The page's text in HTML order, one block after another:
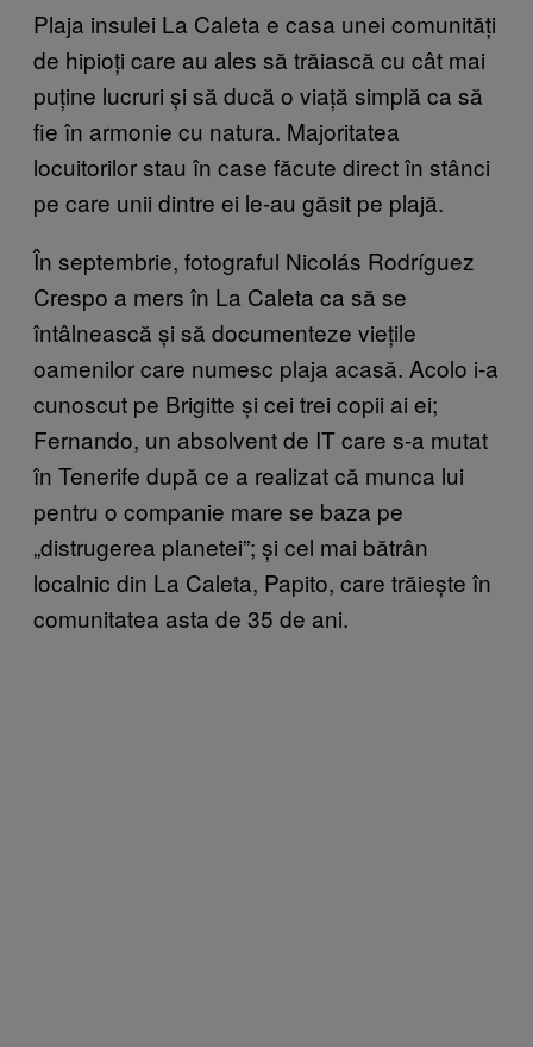
Plaja insulei La Caleta e casa unei comunități
de hipioți care au ales să trăiască cu cât mai
puține lucruri și să ducă o viață simplă ca să
fie în armonie cu natura. Majoritatea
locuitorilor stau în case făcute direct în stânci
pe care unii dintre ei le-au găsit pe plajă.
În septembrie, fotograful Nicolás Rodríguez
Crespo a mers în La Caleta ca să se
întâlnească și să documenteze viețile
oamenilor care numesc plaja acasă. Acolo i-a
cunoscut pe Brigitte și cei trei copii ai ei;
Fernando, un absolvent de IT care s-a mutat
în Tenerife după ce a realizat că munca lui
pentru o companie mare se baza pe
„distrugerea planetei”; și cel mai bătrân
localnic din La Caleta, Papito, care trăiește în
comunitatea asta de 35 de ani.